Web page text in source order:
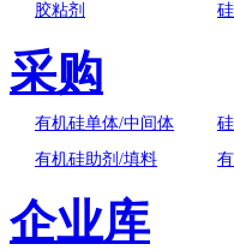
胶粘剂
采购
有机硅单体/中间体
有机硅助剂/填料
企业库